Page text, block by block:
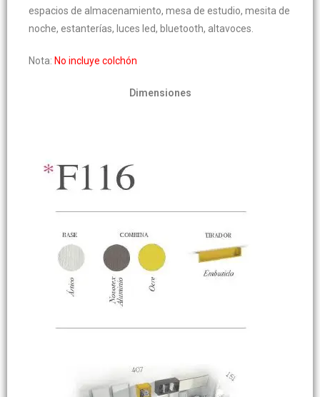
espacios de almacenamiento, mesa de estudio, mesita de
noche, estanterías, luces led, bluetooth, altavoces.
Nota: No incluye colchón
Dimensiones